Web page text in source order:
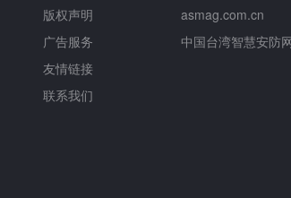
版权声明
广告服务
友情链接
联系我们
asmag.com.cn
中国台湾智慧安防